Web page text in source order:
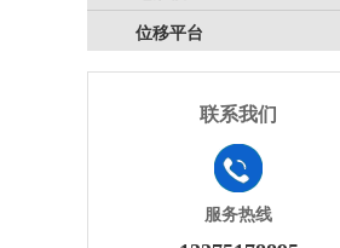
位移平台
联系我们
服务热线